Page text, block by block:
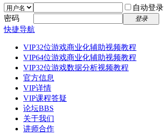
自动登录
密码
登录
快捷导航
VIP32位游戏商业化辅助视频教程
VIP64位游戏商业化辅助视频教程
VIP32位游戏数据分析视频教程
官方信息
VIP详情
VIP课程答疑
论坛BBS
关于我们
讲师合作